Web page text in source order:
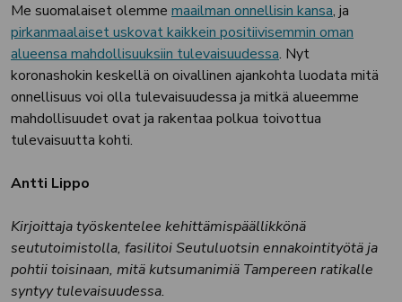
Me suomalaiset olemme maailman onnellisin kansa, ja
pirkanmaalaiset uskovat kaikkein positiivisemmin oman
alueensa mahdollisuuksiin tulevaisuudessa. Nyt
koronashokin keskellä on oivallinen ajankohta luodata mitä
onnellisuus voi olla tulevaisuudessa ja mitkä alueemme
mahdollisuudet ovat ja rakentaa polkua toivottua
tulevaisuutta kohti.
Antti Lippo
Kirjoittaja työskentelee kehittämispäällikkönä
seututoimistolla, fasilitoi Seutuluotsin ennakointityötä ja
pohtii toisinaan, mitä kutsumanimiä Tampereen ratikalle
syntyy tulevaisuudessa.